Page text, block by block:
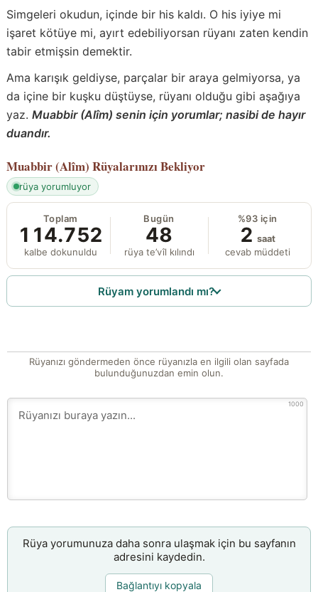
Simgeleri okudun, içinde bir his kaldı. O his iyiye mi
işaret kötüye mi, ayırt edebiliyorsan rüyanı zaten kendin
tabir etmişsin demektir.
Ama karışık geldiyse, parçalar bir araya gelmiyorsa, ya
da içine bir kuşku düştüyse, rüyanı olduğu gibi aşağıya
yaz. Muabbir (Alîm) senin için yorumlar; nasibi de hayır
duandır.
Muabbir (Alîm) Rüyalarınızı Bekliyor
rüya yorumluyor
Toplam
114.752
kalbe dokunuldu
Bugün
48
rüya te’vîl kılındı
%93 için
2 saat
cevab müddeti
Rüyam yorumlandı mı?
Rüyanızı göndermeden önce rüyanızla en ilgili olan sayfada
bulunduğunuzdan emin olun.
1000
Rüya yorumunuza daha sonra ulaşmak için bu sayfanın
adresini kaydedin.
Bağlantıyı kopyala